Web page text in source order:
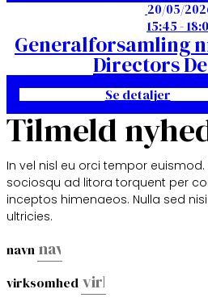
20/05/
15:45-
Generalforsamling
Directors
Se detaljer
Tilmeld
In vel nisl eu orci tempor
sociosqu ad litora torquent per
inceptos himenaeos. Nulla sed
ultricies.
navn
virksomhed